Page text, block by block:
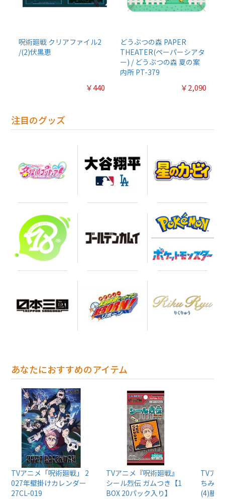
呪術廻戦 クリアファイル2
/(2)伏黒恵
￥440
どうぶつの森 PAPER
THEATER(ペーパーシアタ
ー) / どうぶつの森 夏の案
内所 PT-379
￥2,090
注目のグッズ
あなたにおすすめのアイテム
TVアニメ「呪術廻戦」 2
027年壁掛けカレンダー
27CL-019
TVアニメ『呪術廻戦』
シール烈伝 ガムつき【1
BOX 20パック入り】
TVア
ちみけ
(4)脹相